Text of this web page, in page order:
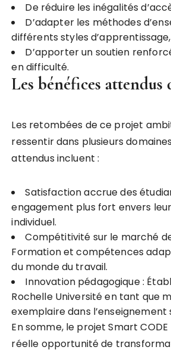
De réduire les inégalités
D’adapter les méthodes
différents styles d’apprentissage,
D’apporter un soutien
en difficulté.
Les bénéfices
Les retombées de ce projet
ressentir dans plusieurs
attendus incluent :
Satisfaction accrue des
engagement plus fort envers
individuel.
Compétitivité sur le marché
Formation et compétences
du monde du travail.
Innovation pédagogique :
Rochelle Université en tant que
exemplaire dans l’enseignement
En somme, le projet Smart
réelle opportunité de